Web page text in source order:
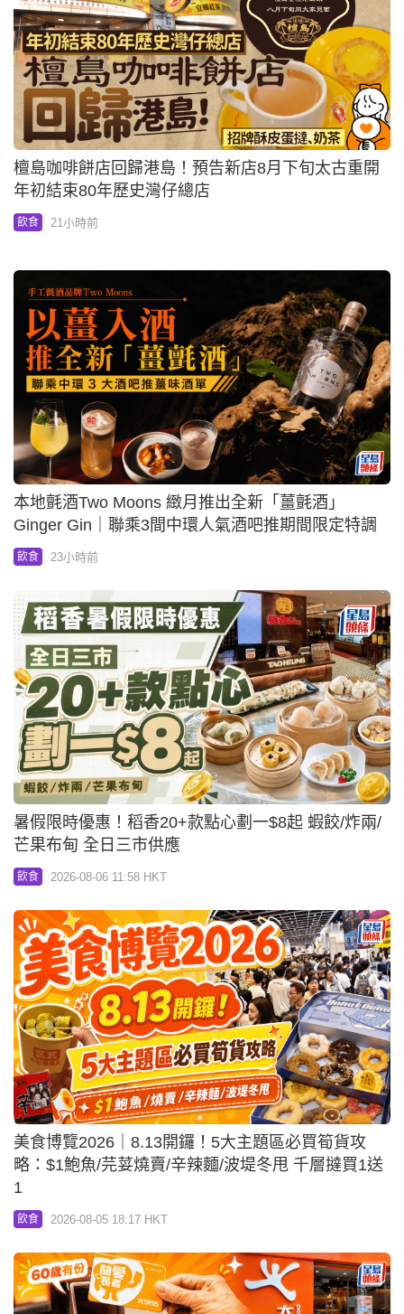
檀島咖啡餅店回歸港島！預告新店8月下旬太古重開
年初結束80年歷史灣仔總店
飲食 21小時前
本地氈酒Two Moons 緻月推出全新「薑氈酒」
Ginger Gin｜聯乘3間中環人氣酒吧推期間限定特調
飲食 23小時前
暑假限時優惠！稻香20+款點心劃一$8起 蝦餃/炸兩/
芒果布甸 全日三市供應
飲食 2026-08-06 11:58 HKT
美食博覽2026｜8.13開鑼！5大主題區必買筍貨攻
略：$1鮑魚/芫荽燒賣/辛辣麵/波堤冬甩 千層撻買1送
1
飲食 2026-08-05 18:17 HKT